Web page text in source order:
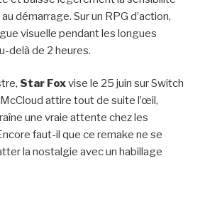
démarrage. Sur un RPG d’action,
visuelle pendant les longues
delà de 2 heures.
Star Foxvise le 25 juin sur Switch
attire tout de suite l’œil,
une vraie attente chez les
faut-il que ce remake ne se
la nostalgie avec un habillage